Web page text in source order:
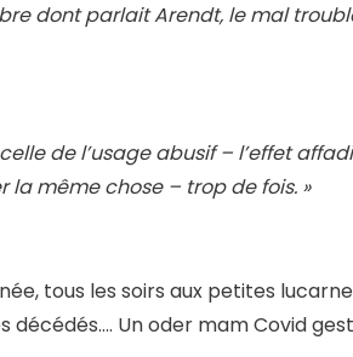
dont parlait Arendt, le mal
de l’usage abusif – l’effet
la même chose – trop de fois. »
tous les soirs aux petites
Un oder mam Covid